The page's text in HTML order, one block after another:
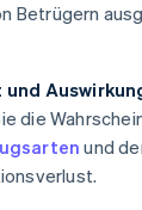
Betrügern
die
und